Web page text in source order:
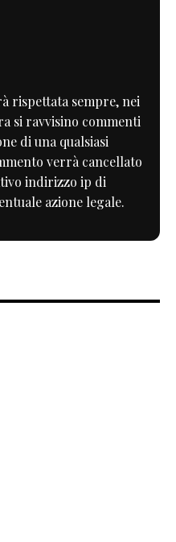
rispettata sempre, nei
si ravvisino commenti
di una qualsiasi
verrà cancellato
indirizzo ip di
azione legale.